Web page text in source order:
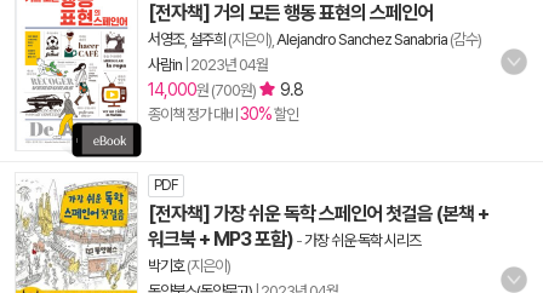
[전자책] 거의 모든 행동 표현의 스페인어
서영조, 설주희 (지은이), Alejandro Sanchez Sanabria (감수)
사람in 2023년 04월
14,000원 (700원) 9.8
종이책 정가 대비 30%할인
PDF
[전자책] 가장 쉬운 독학 스페인어 첫걸음 (본책 +
워크북 + MP3 포함) -가장 쉬운 독학 시리즈
박기호(지은이)